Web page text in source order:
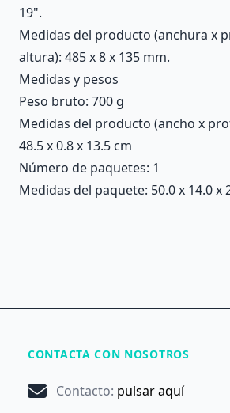
19".
Medidas del producto (anchura x
altura): 485 x 8 x 135 mm.
Medidas y pesos
Peso bruto: 700 g
Medidas del producto (ancho x
48.5 x 0.8 x 13.5 cm
Número de paquetes: 1
Medidas del paquete: 50.0 x 14.0 x
CONTACTA CON NOSOTROS
Contacto: pulsar aquí